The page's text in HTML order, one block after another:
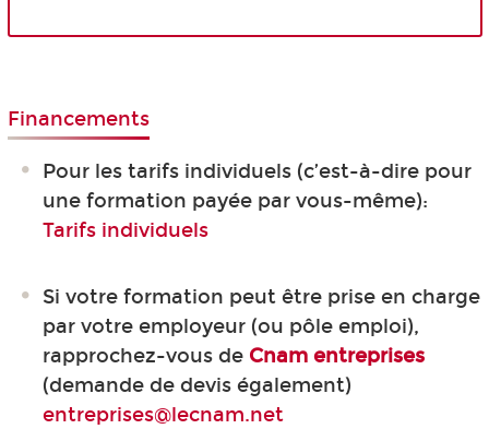
Financements
Pour les tarifs individuels (c’est-à-dire pour
une formation payée par vous-même):
Tarifs individuels
Si votre formation peut être prise en charge
par votre employeur (ou pôle emploi),
rapprochez-vous de Cnam entreprises
(demande de devis également)
entreprises@lecnam.net